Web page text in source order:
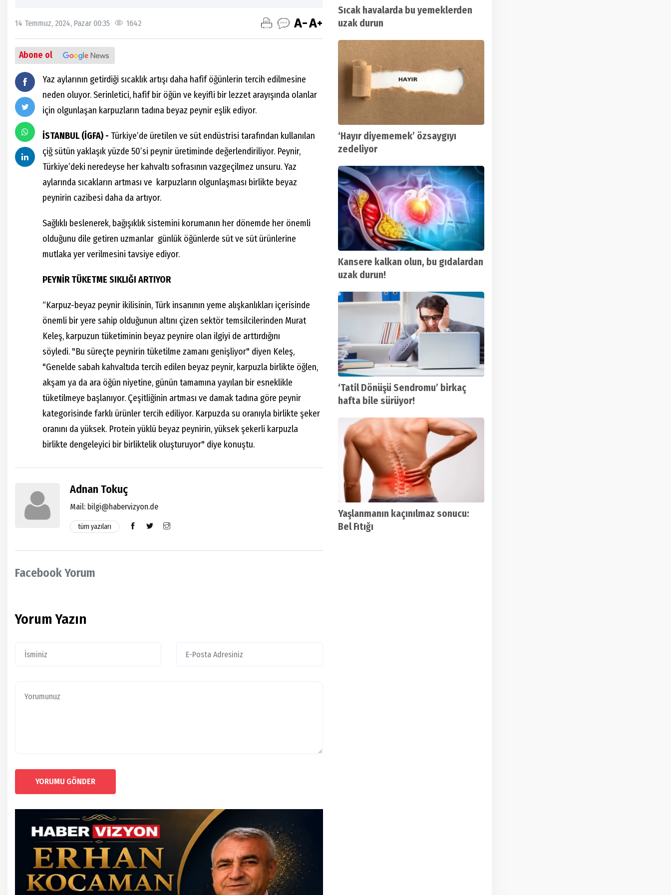
14 Temmuz, 2024, Pazar 00:35 1642
Abone ol
Yaz aylarının getirdiği sıcaklık artışı daha hafif öğünlerin tercih edilmesine
neden oluyor. Serinletici, hafif bir öğün ve keyifli bir lezzet arayışında olanlar
için olgunlaşan karpuzların tadına beyaz peynir eşlik ediyor.
İSTANBUL (İGFA) - Türkiye’de üretilen ve süt endüstrisi tarafından kullanılan
çiğ sütün yaklaşık yüzde 50’si peynir üretiminde değerlendiriliyor. Peynir,
Türkiye’deki neredeyse her kahvaltı sofrasının vazgeçilmez unsuru. Yaz
aylarında sıcakların artması ve karpuzların olgunlaşması birlikte beyaz
peynirin cazibesi daha da artıyor.
Sağlıklı beslenerek, bağışıklık sistemini korumanın her dönemde her önemli
olduğunu dile getiren uzmanlar günlük öğünlerde süt ve süt ürünlerine
mutlaka yer verilmesini tavsiye ediyor.
PEYNİR TÜKETME SIKLIĞI ARTIYOR
“Karpuz-beyaz peynir ikilisinin, Türk insanının yeme alışkanlıkları içerisinde
önemli bir yere sahip olduğunun altını çizen sektör temsilcilerinden Murat
Keleş, karpuzun tüketiminin beyaz peynire olan ilgiyi de arttırdığını
söyledi. "Bu süreçte peynirin tüketilme zamanı genişliyor" diyen Keleş,
"Genelde sabah kahvaltıda tercih edilen beyaz peynir, karpuzla birlikte öğlen,
akşam ya da ara öğün niyetine, günün tamamına yayılan bir esneklikle
tüketilmeye başlanıyor. Çeşitliğinin artması ve damak tadına göre peynir
kategorisinde farklı ürünler tercih ediliyor. Karpuzda su oranıyla birlikte şeker
oranını da yüksek. Protein yüklü beyaz peynirin, yüksek şekerli karpuzla
birlikte dengeleyici bir birliktelik oluşturuyor" diye konuştu.
Adnan Tokuç
Mail: bilgi@habervizyon.de
tüm yazıları
Facebook Yorum
Yorum Yazın
YORUMU GÖNDER
Sıcak havalarda bu yemeklerden
uzak durun
‘Hayır diyememek’ özsaygıyı
zedeliyor
Kansere kalkan olun, bu gıdalardan
uzak durun!
‘Tatil Dönüşü Sendromu’ birkaç
hafta bile sürüyor!
Yaşlanmanın kaçınılmaz sonucu:
Bel Fıtığı